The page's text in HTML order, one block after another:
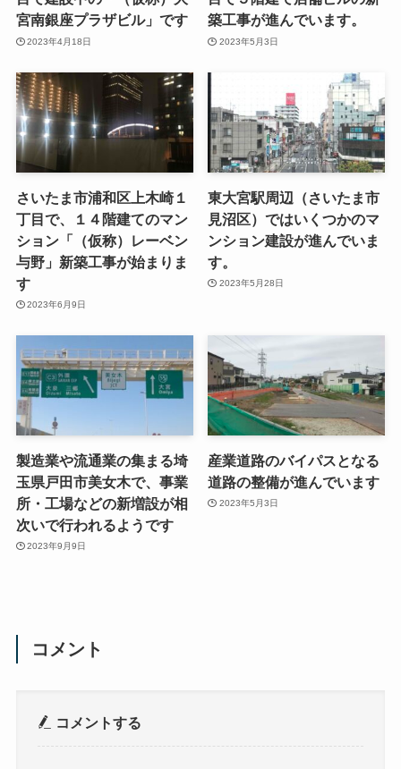
宮南銀座プラザビル」です
2023年4月18日
築工事が進んでいます。
2023年5月3日
さいたま市浦和区上木崎１
丁目で、１４階建てのマン
ション「（仮称）レーベン
与野」新築工事が始まりま
す
2023年6月9日
東大宮駅周辺（さいたま市
見沼区）ではいくつかのマ
ンション建設が進んでいま
す。
2023年5月28日
製造業や流通業の集まる埼
玉県戸田市美女木で、事業
所・工場などの新増設が相
次いで行われるようです
2023年9月9日
産業道路のバイパスとなる
道路の整備が進んでいます
2023年5月3日
コメント
コメントする